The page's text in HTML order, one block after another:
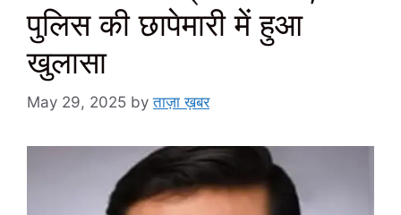
पुलिस की छापेमारी में हुआ
खुलासा
May 29, 2025 byताज़ा ख़बर